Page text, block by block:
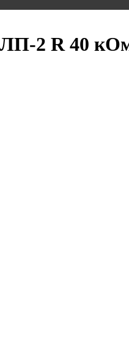
2 R 40